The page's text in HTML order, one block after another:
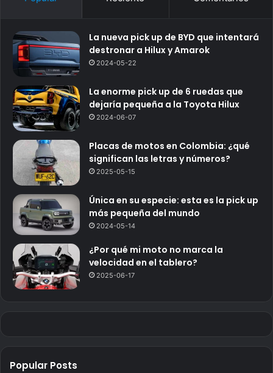
La nueva pick up de BYD que intentará
destronar a Hilux y Amarok
2024-05-22
La enorme pick up de 6 ruedas que
dejaría pequeña a la Toyota Hilux
2024-06-07
Placas de motos en Colombia: ¿qué
significan las letras y números?
2025-05-15
Única en su especie: esta es la pick up
más pequeña del mundo
2024-05-14
¿Por qué mi moto no marca la
velocidad en el tablero?
2025-06-17
Popular Posts